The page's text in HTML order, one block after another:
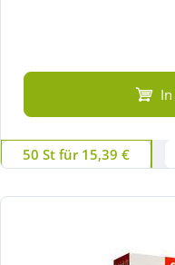
50 St für 15,39 €